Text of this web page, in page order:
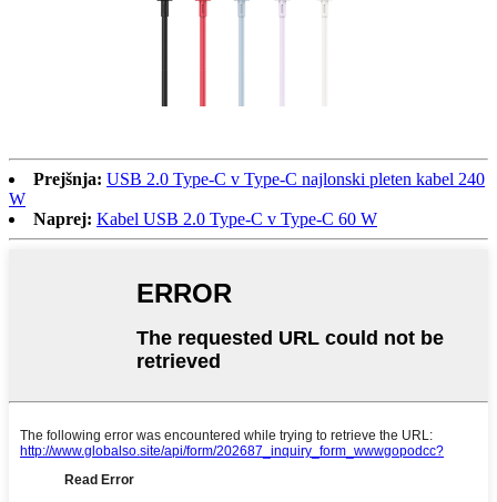
Prejšnja: USB 2.0 Type-C v Type-C najlonski pleten kabel 240
W
Naprej: Kabel USB 2.0 Type-C v Type-C 60 W